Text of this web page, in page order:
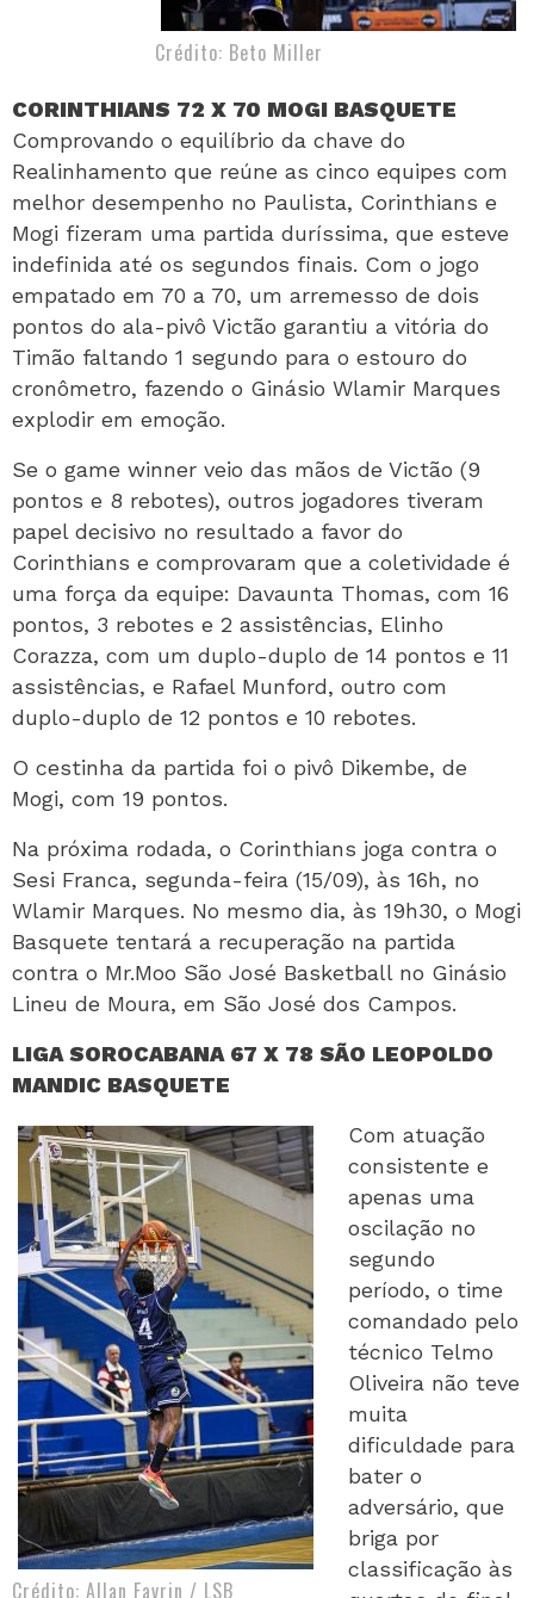
Crédito: Beto Miller
CORINTHIANS 72 X 70 MOGI BASQUETE
Comprovando o equilíbrio da chave do
Realinhamento que reúne as cinco equipes com
melhor desempenho no Paulista, Corinthians e
Mogi fizeram uma partida duríssima, que esteve
indefinida até os segundos finais. Com o jogo
empatado em 70 a 70, um arremesso de dois
pontos do ala-pivô Victão garantiu a vitória do
Timão faltando 1 segundo para o estouro do
cronômetro, fazendo o Ginásio Wlamir Marques
explodir em emoção.
Se o game winner veio das mãos de Victão (9
pontos e 8 rebotes), outros jogadores tiveram
papel decisivo no resultado a favor do
Corinthians e comprovaram que a coletividade é
uma força da equipe: Davaunta Thomas, com 16
pontos, 3 rebotes e 2 assistências, Elinho
Corazza, com um duplo-duplo de 14 pontos e 11
assistências, e Rafael Munford, outro com
duplo-duplo de 12 pontos e 10 rebotes.
O cestinha da partida foi o pivô Dikembe, de
Mogi, com 19 pontos.
Na próxima rodada, o Corinthians joga contra o
Sesi Franca, segunda-feira (15/09), às 16h, no
Wlamir Marques. No mesmo dia, às 19h30, o Mogi
Basquete tentará a recuperação na partida
contra o Mr.Moo São José Basketball no Ginásio
Lineu de Moura, em São José dos Campos.
LIGA SOROCABANA 67 X 78 SÃO LEOPOLDO
MANDIC BASQUETE
Crédito: Allan Favrin / LSB
Com atuação
consistente e
apenas uma
oscilação no
segundo
período, o time
comandado pelo
técnico Telmo
Oliveira não teve
muita
dificuldade para
bater o
adversário, que
briga por
classificação às